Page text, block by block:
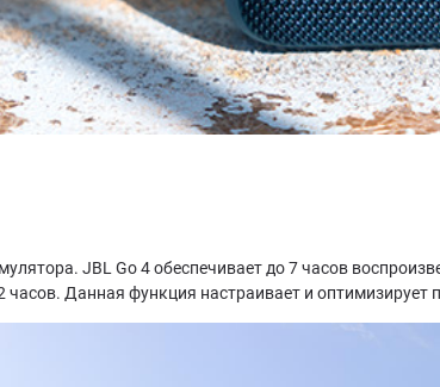
JBL Go 4 обеспечивает до 7 часов
Данная функция настраивает и оптимизирует